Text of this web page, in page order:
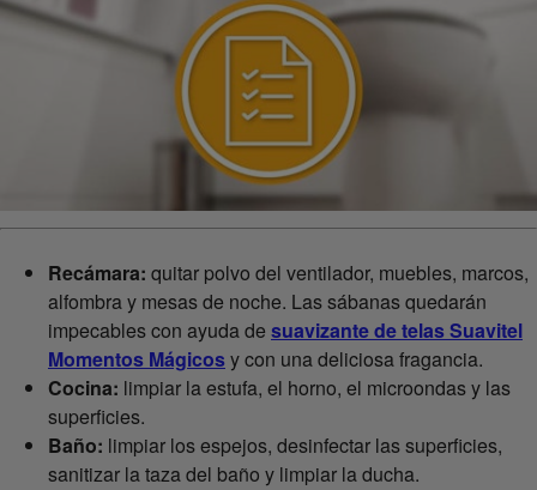
Recámara: quitar polvo del ventilador, muebles, marcos,
alfombra y mesas de noche. Las sábanas quedarán
impecables con ayuda de suavizante de telas Suavitel
Momentos Mágicosy con una deliciosa fragancia.
Cocina: limpiar la estufa, el horno, el microondas y las
superficies.
Baño: limpiar los espejos, desinfectar las superficies,
sanitizar la taza del baño y limpiar la ducha.